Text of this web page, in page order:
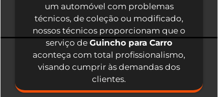
um automóvel com problemas
técnicos, de coleção ou modificado,
nossos técnicos proporcionam que o
serviço de Guincho para Carro
aconteça com total profissionalismo,
visando cumprir às demandas dos
clientes.